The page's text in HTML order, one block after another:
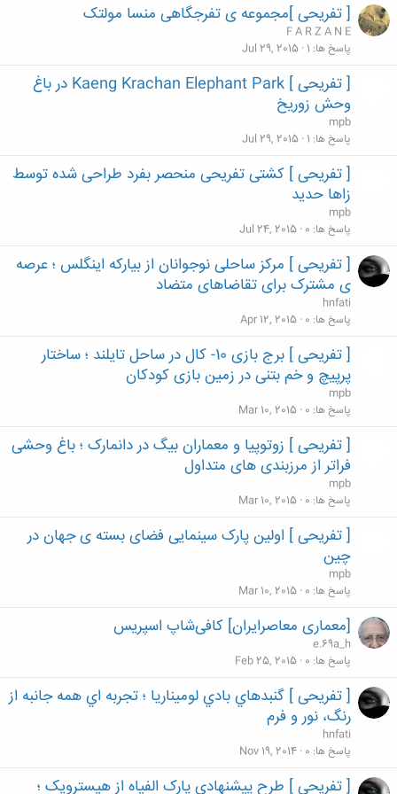
[ تفریحی ]مجموعه ی تفرجگاهی منسا مولتک
F A R Z A N E
پاسخ ها 1
Jul 29, 2015
[ تفریحی ] Kaeng Krachan Elephant Park در باغ
وحش زوریخ
mpb
پاسخ ها 1
Jul 29, 2015
[ تفریحی ] کشتی تفریحی منحصر بفرد طراحی شده توسط
زاها حدید
mpb
پاسخ ها 0
Jul 24, 2015
[ تفریحی ] مرکز ساحلی نوجوانان از بیارکه اینگلس ؛ عرصه
ی مشترک برای تقاضاهای متضاد
hnfati
پاسخ ها 0
Apr 12, 2015
[ تفریحی ] برج بازی 10- کال در ساحل تایلند ؛ ساختار
پرپیچ و خم بتنی در زمین بازی کودکان
mpb
پاسخ ها 0
Mar 10, 2015
[ تفریحی ] زوتوپیا و معماران بیگ در دانمارک ؛ باغ وحشی
فراتر از مرزبندی های متداول
mpb
پاسخ ها 0
Mar 10, 2015
[ تفریحی ] اولین پارک سینمایی فضای بسته ی جهان در
چین
mpb
پاسخ ها 0
Mar 10, 2015
[معماری معاصرایران] کافی‌شاپ اسپریس
e.69a_h
پاسخ ها 0
Feb 25, 2015
[ تفریحی ] گنبدهاي بادي لوميناريا ؛ تجربه اي همه جانبه از
رنگ، نور و فرم
hnfati
پاسخ ها 0
Nov 19, 2014
[ تفریحی ] طرح پیشنهادی پارک الفیاه از هیسترویک ؛